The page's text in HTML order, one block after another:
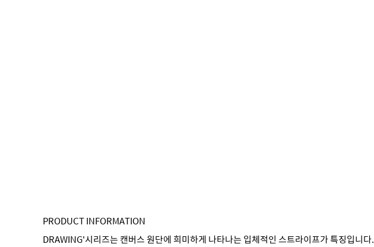
PRODUCT INFORMATION
DRAWING'시리즈는 캔버스 원단에 희미하게 나타나는 입체적인 스트라이프가 특징입니다.